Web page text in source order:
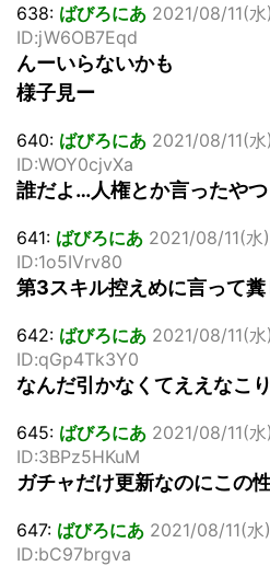
638: ばびろにあ 2021/08/11(
ID:jW6OB7Eqd
んーいらないかも
様子見ー
640: ばびろにあ 2021/08/11(
ID:WOY0cjvXa
誰だよ…人権とか言ったやつ
641: ばびろにあ 2021/08/11(水
ID:1o5IVrv80
第3スキル控えめに言って糞
642: ばびろにあ 2021/08/11(
ID:qGp4Tk3Y0
なんだ引かなくてええなこ
645: ばびろにあ 2021/08/11(水
ID:3BPz5HKuM
ガチャだけ更新なのにこの
647: ばびろにあ 2021/08/11(水
ID:bC97brgva